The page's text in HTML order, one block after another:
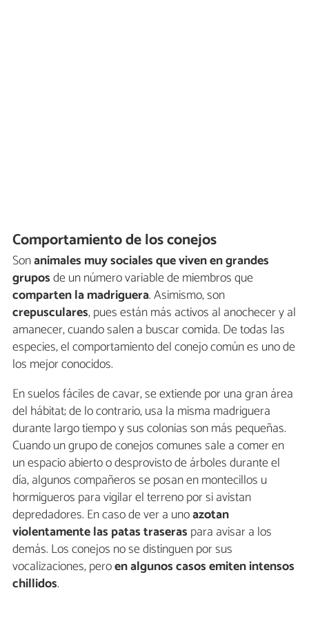
Comportamiento de los conejos
Sonanimales muy sociales que viven en grandes
gruposde un número variable de miembros que
comparten la madriguera. Asimismo, son
crepusculares, pues están más activos al anochecer y al
amanecer, cuando salen a buscar comida. De todas las
especies, el comportamiento del conejo común es uno de
los mejor conocidos.
En suelos fáciles de cavar, se extiende por una gran área
del hábitat; de lo contrario, usa la misma madriguera
durante largo tiempo y sus colonias son más pequeñas.
Cuando un grupo de conejos comunes sale a comer en
un espacio abierto o desprovisto de árboles durante el
día, algunos compañeros se posan en montecillos u
hormigueros para vigilar el terreno por si avistan
depredadores. En caso de ver a unoazotan
violentamente las patas traseras para avisar a los
demás. Los conejos no se distinguen por sus
vocalizaciones, peroen algunos casos emiten intensos
chillidos.